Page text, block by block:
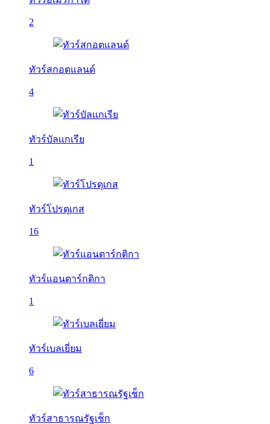
2
ทัวร์สกอตแลนด์
4
ทัวร์บัลเเกเรีย
1
ทัวร์โปรตุเกส
16
ทัวร์แอนตาร์กติกา
1
ทัวร์เบลเยี่ยม
6
ทัวร์สาธารณรัฐเช็ก